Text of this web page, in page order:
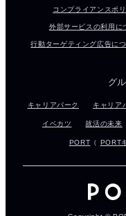
コンプライアンスポ
外部サービスの利用に
行動ターゲティング広告に